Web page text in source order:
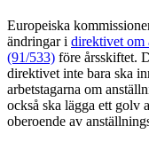
Europeiska
ändringar i direktivet om
(91/533) före årsskiftet.
direktivet inte bara ska
arbetstagarna om
också ska lägga ett golv
oberoende av